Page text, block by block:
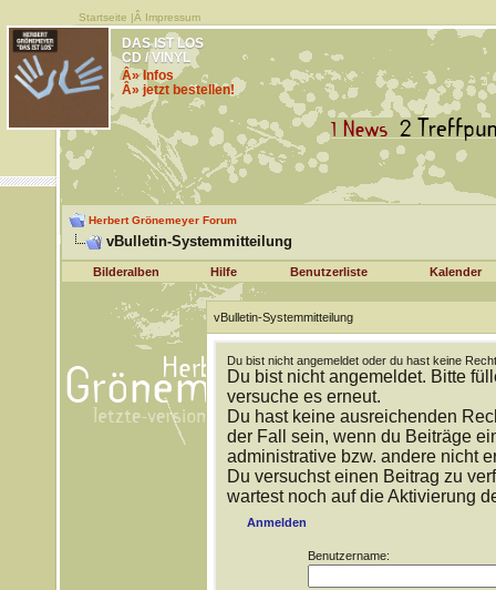
Startseite |Â Impressum
DAS IST LOS
CD / VINYL
Â» Infos
Â» jetzt bestellen!
Herbert Grönemeyer Forum
vBulletin-Systemmitteilung
Bilderalben Hilfe Benutzerliste Kalender
vBulletin-Systemmitteilung
Du bist nicht angemeldet oder du hast keine
Du bist nicht angemeldet. Bitte
versuche es erneut.
Du hast keine ausreichenden
der Fall sein, wenn du Beiträge
administrative bzw. andere nicht
Du versuchst einen Beitrag zu
wartest noch auf die Aktivierung
Anmelden
Benutzername: